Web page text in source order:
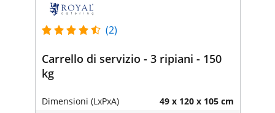
(2)
Carrello di servizio - 3 ripiani - 150
kg
Dimensioni (LxPxA) 49 x 120 x 105 cm